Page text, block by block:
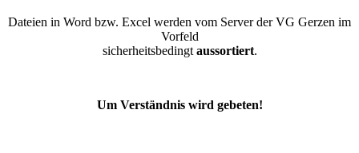
Dateien in Word bzw. Excel werden vom Server der VG Gerzen im
Vorfeld
sicherheitsbedingt aussortiert.
Um Verständnis wird gebeten!